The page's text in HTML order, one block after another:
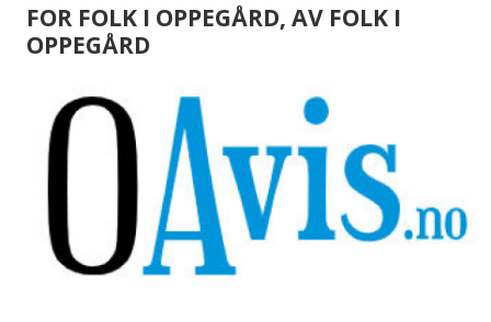
FOR FOLK I OPPEGÅRD, AV FOLK I
OPPEGÅRD